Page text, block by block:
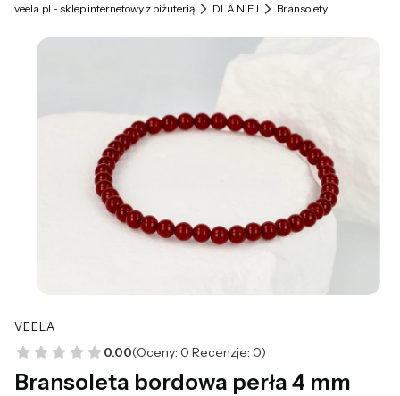
veela.pl - sklep internetowy z biżuterią DLA NIEJ Bransolety
VEELA
0.00(Oceny: 0 Recenzje: 0)
Bransoleta bordowa perła 4 mm